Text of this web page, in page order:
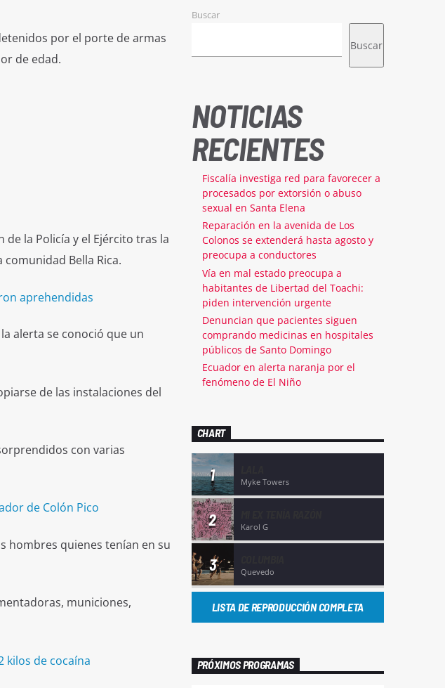
por el porte de armas
de edad.
la Policía y el Ejército tras la
Bella Rica.
aprehendidas
alerta se conoció que un
de las instalaciones del
con varias
de Colón Pico
hombres quienes tenían en su
municiones,
de cocaína
Buscar
Buscar
NOTICIAS
RECIENTES
Fiscalía investiga red para favorecer a
procesados por extorsión o abuso
sexual en Santa Elena
Reparación en la avenida de Los
Colonos se extenderá hasta agosto y
preocupa a conductores
Vía en mal estado preocupa a
habitantes de Libertad del Toachi:
piden intervención urgente
Denuncian que pacientes siguen
comprando medicinas en hospitales
públicos de Santo Domingo
Ecuador en alerta naranja por el
fenómeno de El Niño
CHART
1 Myke Towers
2 Karol G
3 Quevedo
LISTA DE REPRODUCCIÓN COMPLETA
PRÓXIMOS PROGRAMAS